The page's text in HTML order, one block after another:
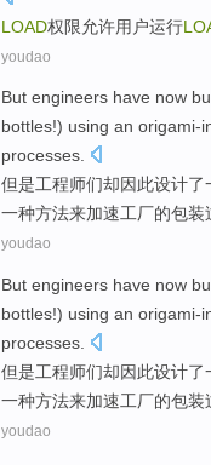
LOAD权限允许用户运行
youdao
But engineers have now
bottles!) using an origami-
processes.
但是工程师们却因此设计了
一种方法来加速工厂的包装
youdao
But engineers have now
bottles!) using an origami-
processes
但是工程师们却因此设计了
一种方法来加速工厂的包装
youdao